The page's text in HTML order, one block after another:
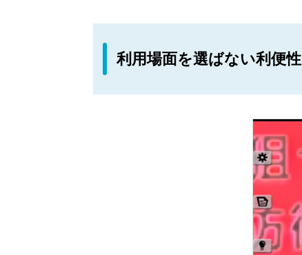
利用場面を選ばない利便性